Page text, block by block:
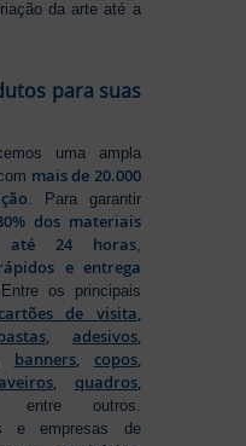
da arte até a
para suas
uma ampla
mais de 20.000
. Para garantir
dos materiais
até 24 horas,
e entrega
os principais
de visita,
, adesivos,
banners, copos,
, quadros,
entre outros.
e empresas de